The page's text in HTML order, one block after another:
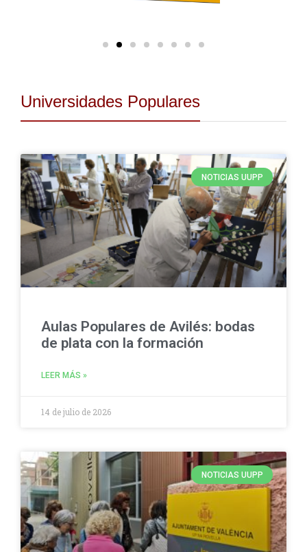
Universidades Populares
NOTICIAS UUPP
Aulas Populares de Avilés: bodas
de plata con la formación
LEER MÁS »
14 de julio de 2026
NOTICIAS UUPP